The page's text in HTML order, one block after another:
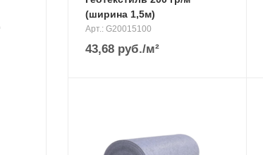
(ширина 1,5м)
Арт.: G20015100
43,68 руб./м²